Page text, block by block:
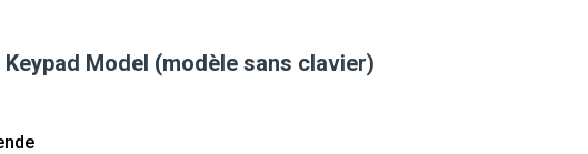
Keypad Model (modèle sans clavier)